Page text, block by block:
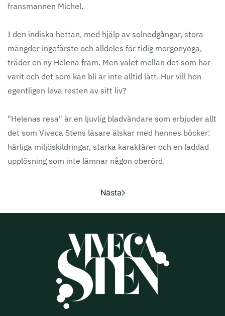
fransmannen Michel.
I den indiska hettan, med hjälp av solnedgångar, stora
mängder ingefärste och alldeles för tidig morgonyoga,
träder en ny Helena fram. Men valet mellan det som har
varit och det som kan bli är inte alltid lätt. Hur vill hon
egentligen leva resten av sitt liv?
"Helenas resa" är en ljuvlig bladvändare som erbjuder allt
det som Viveca Stens läsare älskar med hennes böcker:
härliga miljöskildringar, starka karaktärer och en laddad
upplösning som inte lämnar någon oberörd.
Nästa